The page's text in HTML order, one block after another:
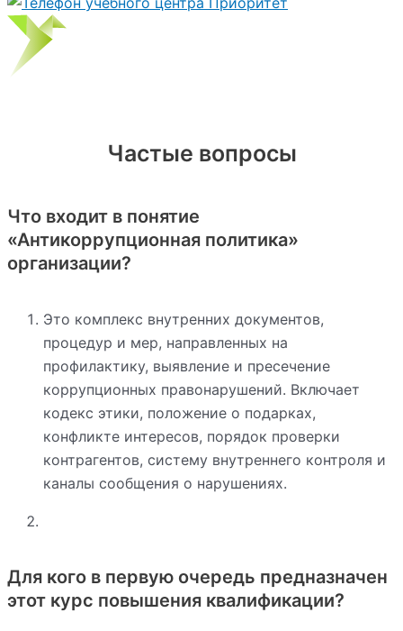
Частые вопросы
Что входит в понятие
«Антикоррупционная политика»
организации?
Это комплекс внутренних документов,
процедур и мер, направленных на
профилактику, выявление и пресечение
коррупционных правонарушений. Включает
кодекс этики, положение о подарках,
конфликте интересов, порядок проверки
контрагентов, систему внутреннего контроля и
каналы сообщения о нарушениях.
Для кого в первую очередь предназначен
этот курс повышения квалификации?